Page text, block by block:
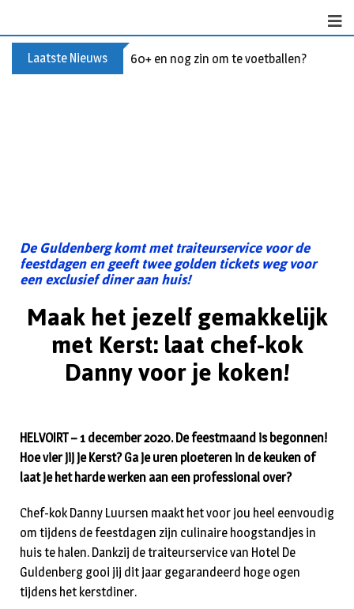
Laatste Nieuws 60+ en nog zin om te voetballen? Kom
De Guldenberg komt met traiteurservice voor de
feestdagen en geeft twee golden tickets weg voor
een exclusief diner aan huis!
Maak het jezelf gemakkelijk
met Kerst: laat chef-kok
Danny voor je koken!
HELVOIRT – 1 december 2020. De feestmaand is begonnen!
Hoe vier jij je Kerst? Ga je uren ploeteren in de keuken of
laat je het harde werken aan een professional over?
Chef-kok Danny Luursen maakt het voor jou heel eenvoudig
om tijdens de feestdagen zijn culinaire hoogstandjes in
huis te halen. Dankzij de traiteurservice van Hotel De
Guldenberg gooi jij dit jaar gegarandeerd hoge ogen
tijdens het kerstdiner.